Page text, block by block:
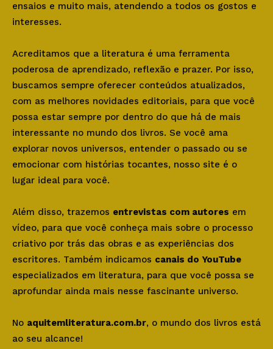
ensaios e muito mais, atendendo a todos os gostos e
interesses.
Acreditamos que a literatura é uma ferramenta
poderosa de aprendizado, reflexão e prazer. Por isso,
buscamos sempre oferecer conteúdos atualizados,
com as melhores novidades editoriais, para que você
possa estar sempre por dentro do que há de mais
interessante no mundo dos livros. Se você ama
explorar novos universos, entender o passado ou se
emocionar com histórias tocantes, nosso site é o
lugar ideal para você.
Além disso, trazemos entrevistas com autores em
vídeo, para que você conheça mais sobre o processo
criativo por trás das obras e as experiências dos
escritores. Também indicamos canais do YouTube
especializados em literatura, para que você possa se
aprofundar ainda mais nesse fascinante universo.
No aquitemliteratura.com.br, o mundo dos livros está
ao seu alcance!